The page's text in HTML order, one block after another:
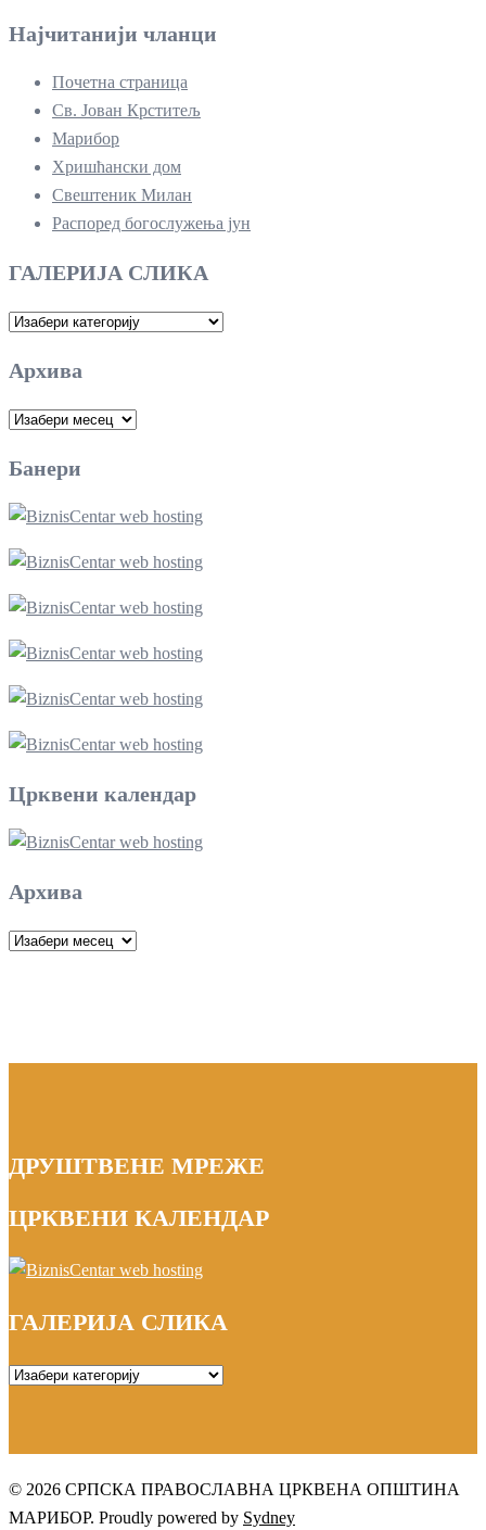
Најчитанији чланци
Почетна страница
Св. Јован Крститељ
Марибор
Хришћански дом
Свештеник Милан
Распоред богослужења јун
ГАЛЕРИЈА СЛИКА
ГАЛЕРИЈА
Архива
Архива
Банери
Црквени календар
Архива
Архива
ДРУШТВЕНЕ МРЕЖЕ
ЦРКВЕНИ КАЛЕНДАР
ГАЛЕРИЈА СЛИКА
ГАЛЕРИЈА
© 2026 СРПСКА ПРАВОСЛАВНА ЦРКВЕНА ОПШТИНА
МАРИБОР. Proudly powered by Sydney